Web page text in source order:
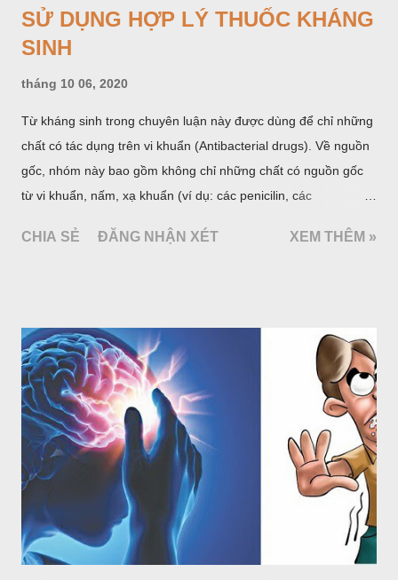
SỬ DỤNG HỢP LÝ THUỐC KHÁNG
SINH
tháng 10 06, 2020
Từ kháng sinh trong chuyên luận này được dùng để chỉ những
chất có tác dụng trên vi khuẩn (Antibacterial drugs). Về nguồn
gốc, nhóm này bao gồm không chỉ những chất có nguồn gốc
từ vi khuẩn, nấm, xạ khuẩn (ví dụ: các penicilin, các
mà cả những chất có nguồn gốc hoàn toàn do tổng hợp hóa
Việt Nam. Tuy nhiên đây lại là một nhóm thuốc bị lạm dụng
nhiều nhất. Hậu quả làm gia tăng tỷ lệ kháng kháng sinh và
mất đi những thuốc có chỉ số Hiệu quả/An toàn cao trong điều
trị nhiễm khuẩn trong khi số kháng sinh mới được đưa thêm
vào thị trường rất ít. Cách tốt nhất để giảm tỷ lệ kháng kháng
sinh là tuân thủ các nguyên tắc sử dụng kháng sinh hợp lý.
CHIA SẺ ĐĂNG NHẬN XÉT XEM THÊM »